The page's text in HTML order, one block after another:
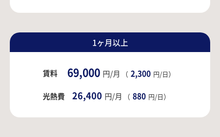
1ヶ月以上
賃料 69,000 円/月 （ 2,300 円/日）
光熱費 26,400 円/月 （ 880 円/日）